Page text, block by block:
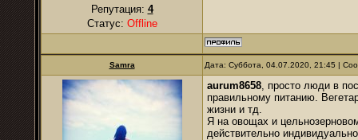
Репутация: 4
Статус: Offline
Samra Дата: Суббота, 04.07.2020, 21:45 |
aurum8658, просто люди в
правильному питанию.
жизни и тд.
Я на овощах и
действительно индивидуально